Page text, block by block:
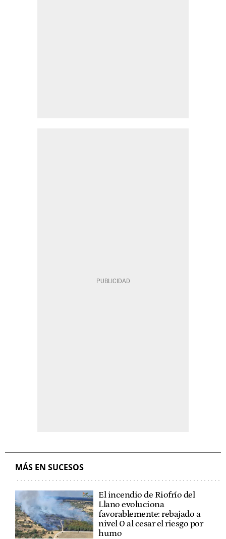
MÁS EN SUCESOS
El incendio de Riofrío del
Llano evoluciona
favorablemente: rebajado a
nivel 0 al cesar el riesgo por
humo